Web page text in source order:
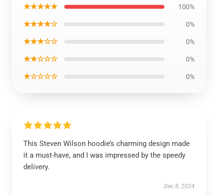
★★★★★ 100%
★★★★☆ 0%
★★★☆☆ 0%
★★☆☆☆ 0%
★☆☆☆☆ 0%
This Steven Wilson hoodie’s charming design made
it a must-have, and I was impressed by the speedy
delivery.
Dec 8, 2024